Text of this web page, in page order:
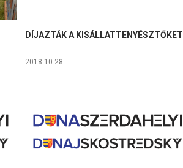
DÍJAZTÁK A KISÁLLATTENYÉSZTŐKET
2018.10.28